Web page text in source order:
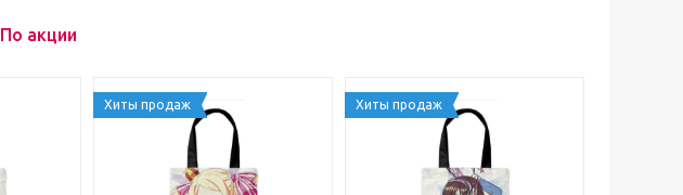
По акции
Хиты продаж Хиты продаж